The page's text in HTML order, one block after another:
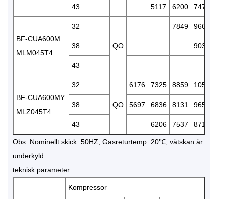
43 5117 6200 7475
BF-CUA600M
MLM045T4
32
QO
7849 9660
38 9032
43
BF-CUA600MY
MLZ045T4
32
QO
6176 7325 8859 10571
38 5697 6836 8131 9658
43 6206 7537 8717
Obs: Nominellt skick: 50HZ, Gasreturtemp. 20℃, vätskan är
underkyld
teknisk parameter
Kompressor